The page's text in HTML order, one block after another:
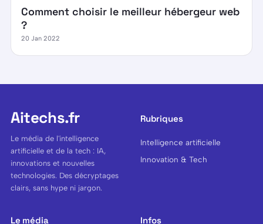
Comment choisir le meilleur hébergeur web
?
20 Jan 2022
Aitechs.fr
Le média de l'intelligence
artificielle et de la tech : IA,
innovations et nouvelles
technologies. Des décryptages
clairs, sans hype ni jargon.
Rubriques
Intelligence artificielle
Innovation & Tech
Le média Infos